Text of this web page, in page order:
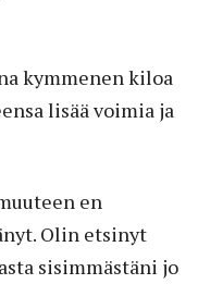
kymmenen kiloa
lisää voimia ja
en
Olin etsinyt
sisimmästäni jo